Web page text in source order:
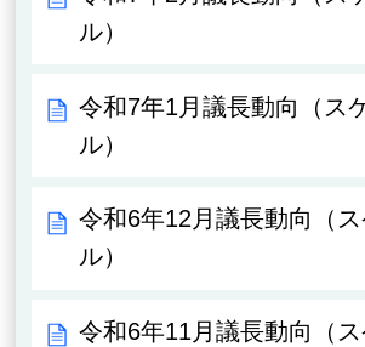
ル）
令和7年1月議長動向（ス
ル）
令和6年12月議長動向（
ル）
令和6年11月議長動向（